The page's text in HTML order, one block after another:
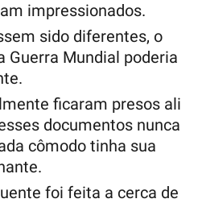
impressionados.
sido diferentes, o
Guerra Mundial poderia
ficaram presos ali
documentos nunca
cômodo tinha sua
foi feita a cerca de